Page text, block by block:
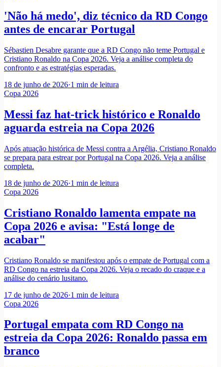
'Não há medo', diz técnico da RD Congo
antes de encarar Portugal
Sébastien Desabre garante que a RD Congo não teme Portugal e
Cristiano Ronaldo na Copa 2026. Veja a análise completa do
confronto e as estratégias esperadas.
18 de junho de 2026·1 min de leitura
Copa 2026
Messi faz hat-trick histórico e Ronaldo
aguarda estreia na Copa 2026
Após atuação histórica de Messi contra a Argélia, Cristiano Ronaldo
se prepara para estrear por Portugal na Copa 2026. Veja a análise
completa.
18 de junho de 2026·1 min de leitura
Copa 2026
Cristiano Ronaldo lamenta empate na
Copa 2026 e avisa: "Está longe de
acabar"
Cristiano Ronaldo se manifestou após o empate de Portugal com a
RD Congo na estreia da Copa 2026. Veja o recado do craque e a
análise do cenário lusitano.
17 de junho de 2026·1 min de leitura
Copa 2026
Portugal empata com RD Congo na
estreia da Copa 2026: Ronaldo passa em
branco